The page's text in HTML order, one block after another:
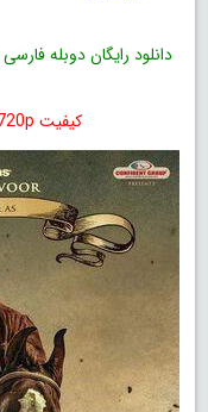
دانلود رایگان دوبله فارسی
کیفیت BluRay 1080p 720p دوبله فارسی